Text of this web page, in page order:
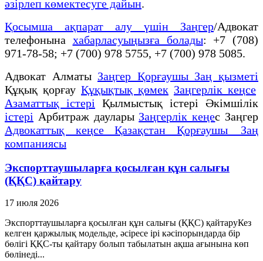
әзірлеп көмектесуге дайын.
Қосымша ақпарат алу үшін Заңгер/Адвокат
телефонына хабарласуыңызға болады: +7 (708)
971-78-58; +7 (700) 978 5755, +7 (700) 978 5085.
Адвокат Алматы Заңгер Қорғаушы Заң қызметі
Құқық қорғау Құқықтық қөмек Заңгерлік кеңсе
Азаматтық істері Қылмыстық істері Әкімшілік
істері Арбитраж даулары Заңгерлік кеңес Заңгер
Адвокаттық кеңсе Қазақстан Қорғаушы Заң
компаниясы
Экспорттаушыларға қосылған құн салығы
(ҚҚС) қайтару
17 июля 2026
Экспорттаушыларға қосылған құн салығы (ҚҚС) қайтаруКез
келген қаржылық модельде, әсіресе ірі кәсіпорындарда бір
бөлігі ҚҚС-ты қайтару болып табылатын ақша ағынына көп
бөлінеді...